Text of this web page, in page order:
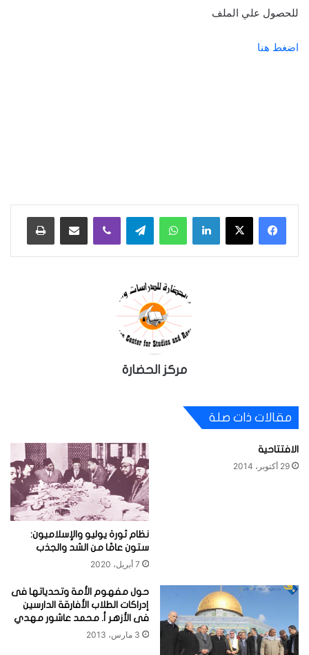
للحصول علي الملف
اضغط هنا
لينكدإن واتساب
مركز الحضارة
مقالات ذات صلة
الافتتاحية
29 أكتوبر، 2014
نظام ثورة يوليو والإسلاميون:
ستون عامًا من الشد والجذب
7 أبريل، 2020
حول مفهوم الأمة وتحدياتها فى
إدراكات الطلاب الأفارقة الدارسين
فى الأزهر أ. محمد عاشور مهدي
3 مارس، 2013